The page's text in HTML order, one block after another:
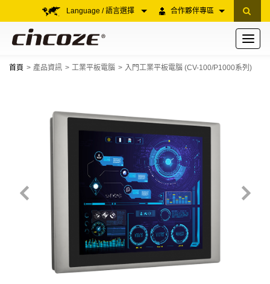
合作夥伴專區
Language / 語言選擇
Toggle
首頁 產品資訊 工業平板電腦 入門工業平板電腦 (CV-100/P1000系列)